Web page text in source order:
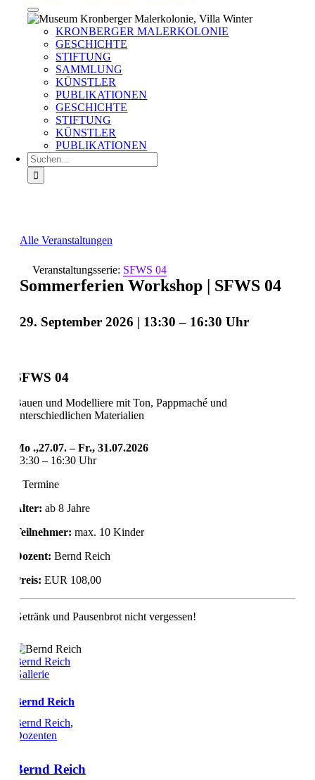
KRONBERGER MALERKOLONIE
GESCHICHTE
STIFTUNG
SAMMLUNG
KÜNSTLER
PUBLIKATIONEN
GESCHICHTE
STIFTUNG
KÜNSTLER
PUBLIKATIONEN
Suche
nach:
Alle Veranstaltungen
Veranstaltungsserie: SFWS 04
Sommerferien Workshop | SFWS 04
29. September 2026 | 13:30 – 16:30
SFWS 04
Bauen und Modelliere mit Ton, Pappmaché und
unterschiedlichen Materialien
Mo .,27.07. – Fr., 31.07.2026
13:30 – 16:30 Uhr
5 Termine
Alter: ab 8 Jahre
Teilnehmer: max. 10 Kinder
Dozent: Bernd Reich
Preis: EUR 108,00
Getränk und Pausenbrot nicht vergessen!
Bernd Reich
Gallerie
Bernd Reich
Bernd Reich,
Dozenten
Bernd Reich